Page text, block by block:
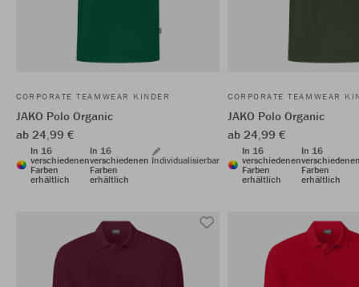
CORPORATE TEAMWEAR KINDER
JAKO Polo Organic
ab 24,99 €
In 16
verschiedenen
Farben
erhältlich
In 16
verschiedenen
Farben
erhältlich
Individualisierbar
CORPORATE TEAMWEAR
JAKO Polo Organic
ab 24,99 €
In 16
verschiedenen
Farben
erhältlich
In 16
Farben
erhältlich